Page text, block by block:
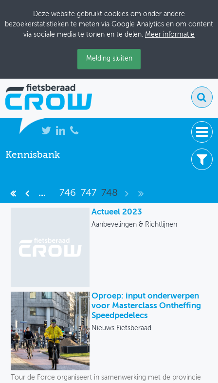
Deze website gebruikt cookies om onder andere
bezoekerstatistieken te meten via Google Analytics en om content
via sociale media te tonen en te delen. Meer informatie
Melding sluiten
NIEUWS
KENNISBANK
OVER FIETSBERAAD
THEMASITES
GEBRUIKER
Kennisbank
Uitgever
... 746 747 748
Actueel 2023
Aanbevelingen & Richtlijnen
Oproep: input onderwerpen
voor Masterclass Ontheffing
Speedpedelecs
Nieuws Fietsberaad
Tour de Force organiseert in samenwerking met de provincie